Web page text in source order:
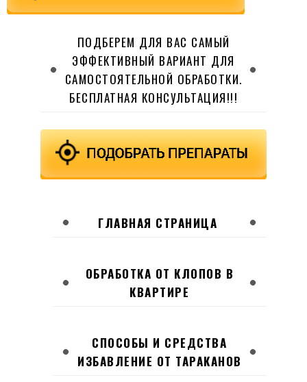
ПОДБЕРЕМ ДЛЯ ВАС САМЫЙ
ЭФФЕКТИВНЫЙ ВАРИАНТ ДЛЯ
САМОСТОЯТЕЛЬНОЙ ОБРАБОТКИ.
БЕСПЛАТНАЯ КОНСУЛЬТАЦИЯ!!!
ГЛАВНАЯ СТРАНИЦА
ОБРАБОТКА ОТ КЛОПОВ В
КВАРТИРЕ
СПОСОБЫ И СРЕДСТВА
ИЗБАВЛЕНИЕ ОТ ТАРАКАНОВ